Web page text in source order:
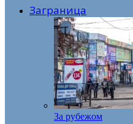
Заграница
За рубежом